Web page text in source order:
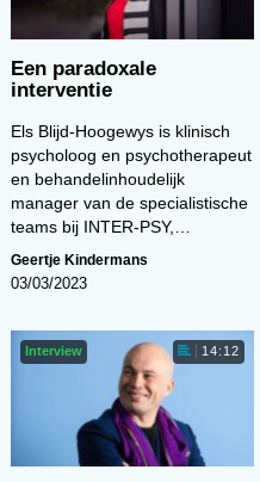
Een paradoxale
interventie
Els Blijd-Hoogewys is klinisch
psycholoog en psychotherapeut
en behandelinhoudelijk
manager van de specialistische
teams bij INTER-PSY,…
Geertje Kindermans
03/03/2023
Interview 14:12